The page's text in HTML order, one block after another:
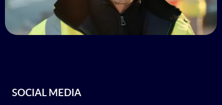
SOCIAL MEDIA